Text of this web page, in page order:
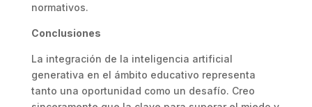
normativos.
Conclusiones
La integración de la inteligencia artificial
generativa en el ámbito educativo representa
tanto una oportunidad como un desafío. Creo